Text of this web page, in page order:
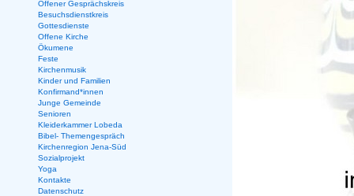
Offener Gesprächskreis
Besuchsdienstkreis
Gottesdienste
Offene Kirche
Ökumene
Feste
Kirchenmusik
Kinder und Familien
Konfirmand*innen
Junge Gemeinde
Senioren
Kleiderkammer Lobeda
Bibel- Themengespräch
Kirchenregion Jena-Süd
Sozialprojekt
Yoga
Kontakte
Datenschutz